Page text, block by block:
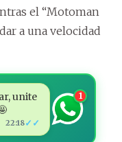
el “Motoman
a una velocidad
unite
22:18✓✓
1